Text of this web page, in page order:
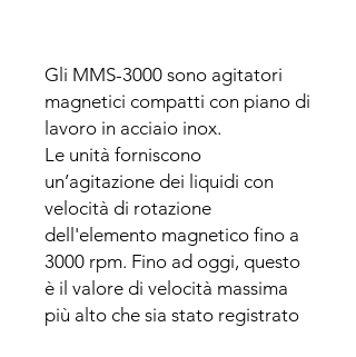
Gli MMS-3000 sono agitatori
magnetici compatti con piano di
lavoro in acciaio inox.
Le unità forniscono
un’agitazione dei liquidi con
velocità di rotazione
dell'elemento magnetico fino a
3000 rpm. Fino ad oggi, questo
è il valore di velocità massima
più alto che sia stato registrato